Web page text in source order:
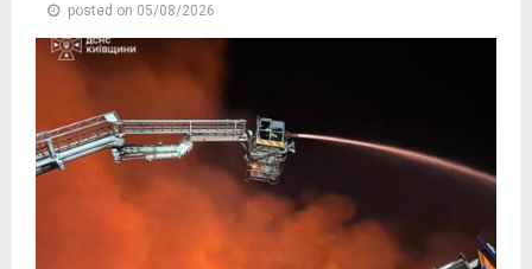
posted on 05/08/2026